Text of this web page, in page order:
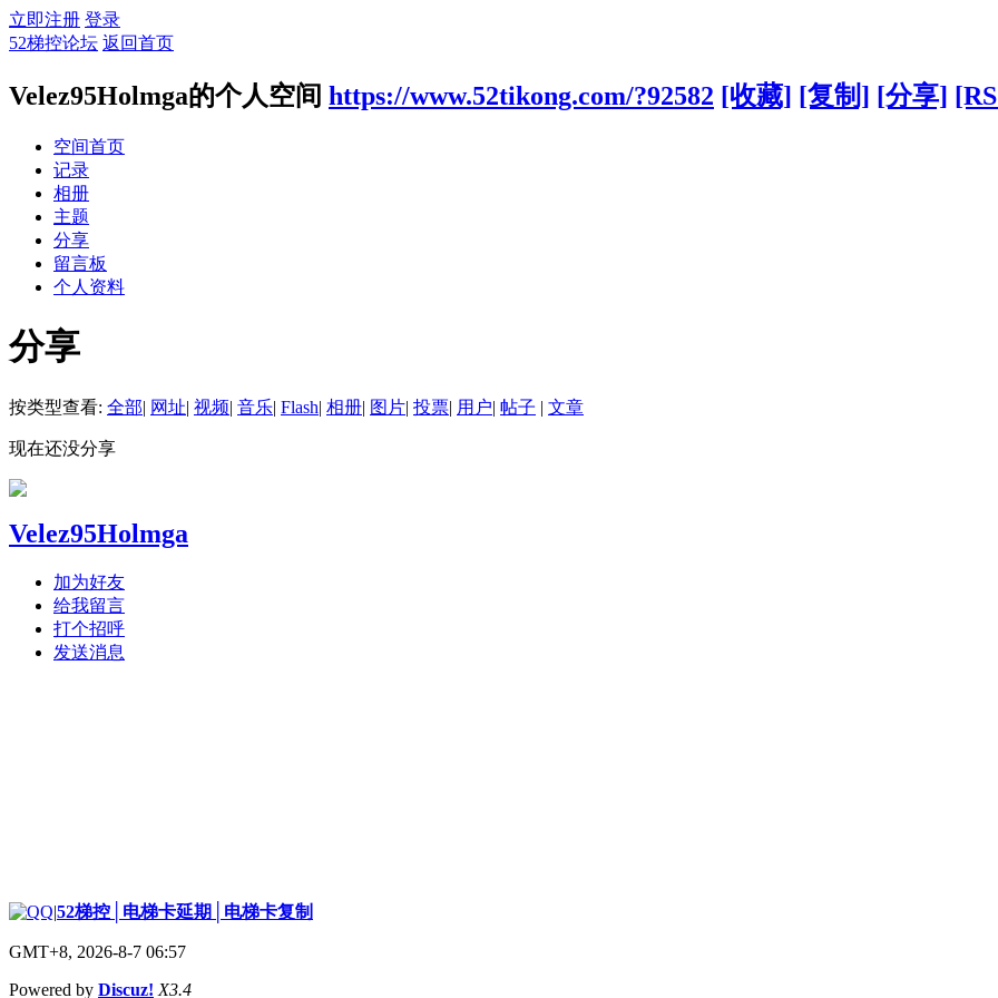
立即注册 登录
52梯控论坛 返回首页
Velez95Holmga的个人空间 https://www.52tikong.com/?92582 [收藏] [复制] [分享]
空间首页
记录
相册
主题
分享
留言板
个人资料
分享
按类型查看: 全部| 网址| 视频| 音乐| Flash| 相册| 图片| 投票| 用户| 帖子 | 文章
现在还没分享
Velez95Holmga
加为好友
给我留言
打个招呼
发送消息
|52梯控│电梯卡延期│电梯卡复制
GMT+8, 2026-8-7 06:57
Powered by Discuz! X3.4